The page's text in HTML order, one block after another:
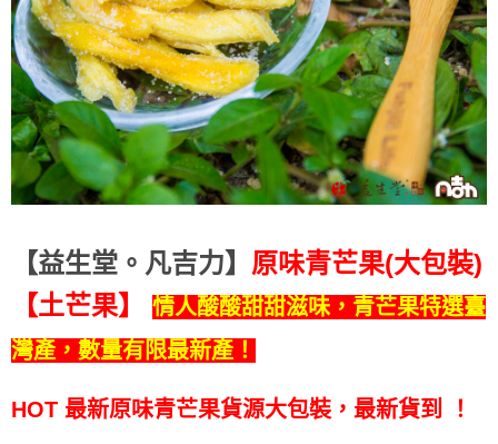
【益生堂。凡吉力】 原味青芒果(大包裝)
【土芒果】
情人酸酸甜甜滋味，青芒果特選臺
灣產，數量有限最新產！
HOT 最新原味青芒果貨源大包裝，最新貨到 ！